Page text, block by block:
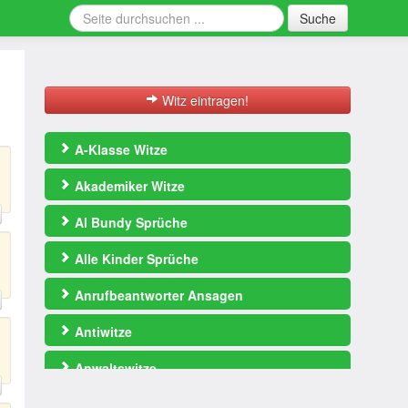
Suche
Witz eintragen!
A-Klasse Witze
Akademiker Witze
Al Bundy Sprüche
Alle Kinder Sprüche
Anrufbeantworter Ansagen
Antiwitze
Anwaltswitze